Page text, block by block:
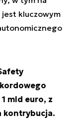
kluczowym
mld euro, z
kontrybucja.